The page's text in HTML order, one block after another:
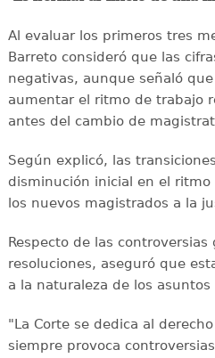
Al evaluar los primeros tres
Barreto consideró que las
negativas, aunque señaló
aumentar el ritmo de trabajo
antes del cambio de
Según explicó, las
disminución inicial en el
los nuevos magistrados a la
Respecto de las
resoluciones, aseguró que
a la naturaleza de los
"La Corte se dedica al
siempre provoca